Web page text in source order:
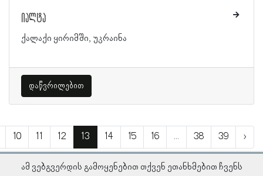
იალტა
ქალაქი ყირიმში, უკრაინა
დაწვრილებით
10 11 12 13 14 15 16 ... 38 39 ›
ამ ვებგვერდის გამოყენებით თქვენ ეთანხმებით ჩვენს